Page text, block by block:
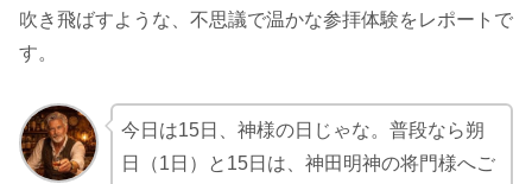
吹き飛ばすような、不思議で温かな参拝体験をレポートで
す。
今日は15日、神様の日じゃな。普段なら朔
日（1日）と15日は、神田明神の将門様へご